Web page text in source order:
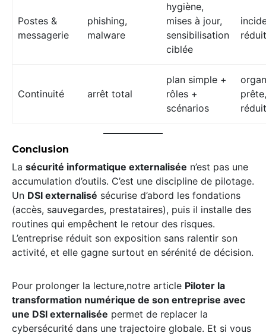
Postes &
messagerie
phishing,
malware
hygiène,
mises à jour,
sensibilisation
ciblée
Continuité arrêt total
plan simple +
rôles +
scénarios
Conclusion
La sécurité informatique externalisée n’est pas une
accumulation d’outils. C’est une discipline de pilotage.
Un DSI externalisé sécurise d’abord les fondations
(accès, sauvegardes, prestataires), puis il installe des
routines qui empêchent le retour des risques.
L’entreprise réduit son exposition sans ralentir son
activité, et elle gagne surtout en sérénité de décision.
Pour prolonger la lecture,notre article Piloter la
transformation numérique de son entreprise avec
une DSI externalisée permet de replacer la
cybersécurité dans une trajectoire globale. Et si vous